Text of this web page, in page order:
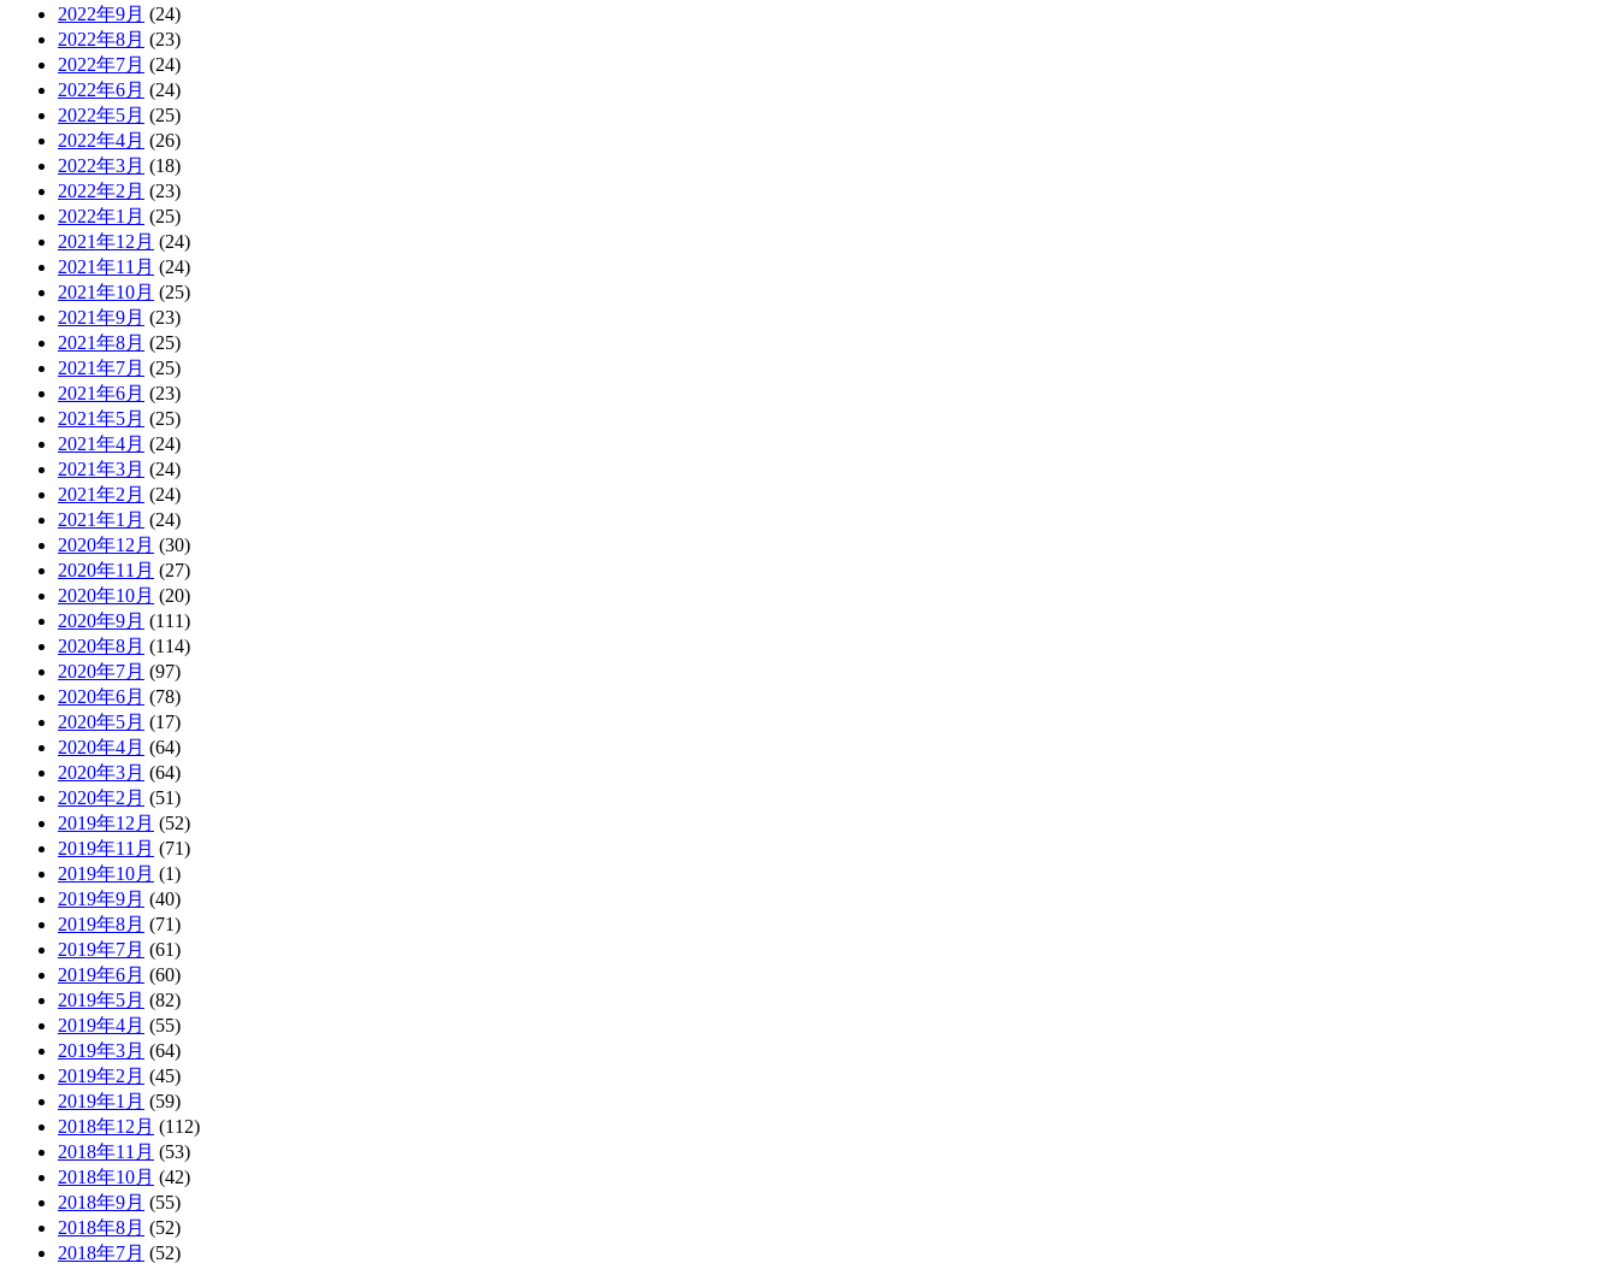
2022年9月 (24)
2022年8月 (23)
2022年7月 (24)
2022年6月 (24)
2022年5月 (25)
2022年4月 (26)
2022年3月 (18)
2022年2月 (23)
2022年1月 (25)
2021年12月 (24)
2021年11月 (24)
2021年10月 (25)
2021年9月 (23)
2021年8月 (25)
2021年7月 (25)
2021年6月 (23)
2021年5月 (25)
2021年4月 (24)
2021年3月 (24)
2021年2月 (24)
2021年1月 (24)
2020年12月 (30)
2020年11月 (27)
2020年10月 (20)
2020年9月 (111)
2020年8月 (114)
2020年7月 (97)
2020年6月 (78)
2020年5月 (17)
2020年4月 (64)
2020年3月 (64)
2020年2月 (51)
2019年12月 (52)
2019年11月 (71)
2019年10月 (1)
2019年9月 (40)
2019年8月 (71)
2019年7月 (61)
2019年6月 (60)
2019年5月 (82)
2019年4月 (55)
2019年3月 (64)
2019年2月 (45)
2019年1月 (59)
2018年12月 (112)
2018年11月 (53)
2018年10月 (42)
2018年9月 (55)
2018年8月 (52)
2018年7月 (52)